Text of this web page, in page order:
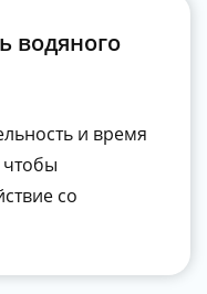
водяного
и время
чтобы
со